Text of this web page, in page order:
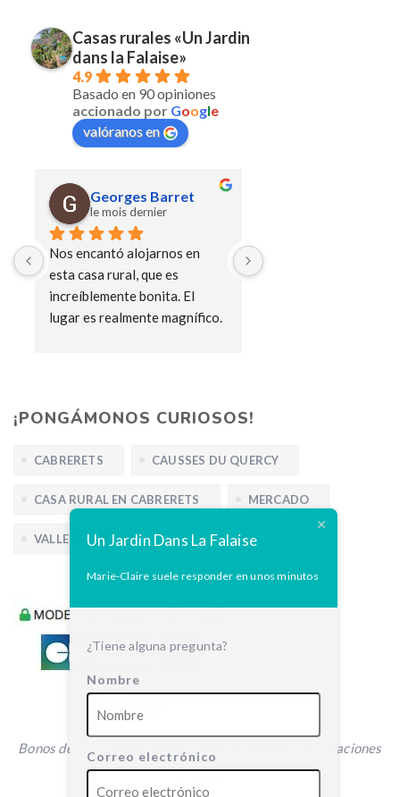
Casas rurales «Un Jardin
dans la Falaise»
4.9
Basado en 90 opiniones
accionado por Google
valóranos en
Georges Barret
le mois dernier
Nos encantó alojarnos en
esta casa rural, que es
increíblemente bonita. El
lugar es realmente magnífico.
nosotros por iniciativa propia
recogernos a 10 km de su
supuesto, a Fabien, que vino a
"recogernos" a Sauliac-sur-
las habríamos apañado si no
¡PONGÁMONOS CURIOSOS!
CABRERETS CAUSSES DU QUERCY
CASA RURAL EN CABRERETS MERCADO
VALLE DEL CÉLÉ
Bonos de vacaciones ANCV Connect - Alquiler de vacaciones
en el Lot
Un Jardin Dans La Falaise
Marie-Claire suele responder en unos minutos
¿Tiene alguna pregunta?
Nombre
Correo electrónico